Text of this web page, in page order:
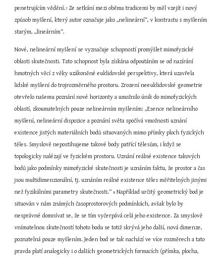
penetrujícím vědění.7 Ze setkání mezi oběma tradicemi by měl vzejít i nový
způsob myšlení, který autor označuje jako „nelineární“, v kontrastu s myšlením
starým, „lineárním“.
Nové, nelineární myšlení se vyznačuje schopností promýšlet mimofyzické
oblasti skutečnosti. Tato schopnost byla získána odpoutáním se od nazírání
hmotných věcí z věky uzákoněné euklidovské perspektivy, která uzavřela
lidské myšlení do trojrozměrného prostoru. Zrození neeuklidovské geometrie
otevřelo našemu poznání nové horizonty a umožnilo únik do mimofyzických
oblastí, zkoumatelných pouze nelineárním myšlením: „Esence nelineárního
myšlení, nelineární dispozice a poznání světa spočívá vmožnosti uznání
existence jistých materiálních bodů situovaných mimo přímky ploch fyzických
těles. Smyslově nepostihujeme takové body patřící tělesům, i když se
topologicky nalézají ve fyzickém prostoru. Uznání reálné existence takových
bodů jako podmínky mimofyzické skutečnosti je uznáním faktu, že prostor a čas
jsou multidimenzionální, tj. uznáním reálné existence těles měřitelných jinými
než fyzikálními parametry skutečnosti.“ 8 Například určitý geometrický bod je
situován v nám známých časoprostorových podmínkách, avšak bylo by
nesprávné domnívat se, že se tím vyčerpává celá jeho existence. Za smyslově
vnímatelnou skutečností tohoto bodu se totiž skrývá jeho další, nová dimenze,
poznatelná pouze myšlením. Jeden bod se tak nachází ve více rozměrech a tato
pravda platí analogicky i o dalších geometrických formacích (přímka, plocha,